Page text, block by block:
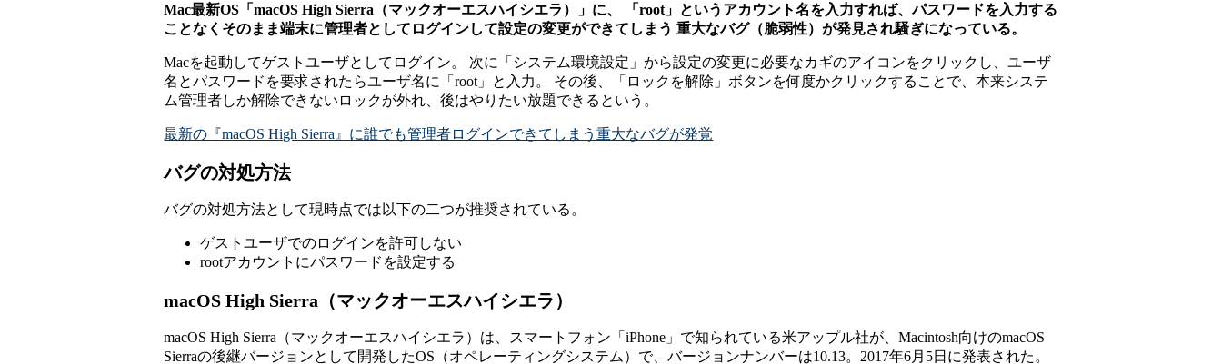
Mac最新OS「macOS High Sierra（マックオーエスハイシエラ）」に、 「root」というアカウント名を入力すれば、パスワードを入力する
ことなくそのまま端末に管理者としてログインして設定の変更ができてしまう 重大なバグ（脆弱性）が発見され騒ぎになっている。
Macを起動してゲストユーザとしてログイン。 次に「システム環境設定」から設定の変更に必要なカギのアイコンをクリックし、ユーザ
名とパスワードを要求されたらユーザ名に「root」と入力。 その後、「ロックを解除」ボタンを何度かクリックすることで、本来システ
ム管理者しか解除できないロックが外れ、後はやりたい放題できるという。
最新の『macOS High Sierra』に誰でも管理者ログインできてしまう重大なバグが発覚
バグの対処方法
バグの対処方法として現時点では以下の二つが推奨されている。
ゲストユーザでのログインを許可しない
rootアカウントにパスワードを設定する
macOS High Sierra（マックオーエスハイシエラ）
macOS High Sierra（マックオーエスハイシエラ）は、スマートフォン「iPhone」で知られている米アップル社が、Macintosh向けのmacOS
Sierraの後継バージョンとして開発したOS（オペレーティングシステム）で、バージョンナンバーは10.13。2017年6月5日に発表された。